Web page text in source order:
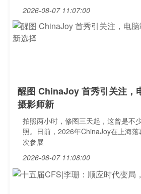
2026-08-07 11:07:00
醒图 ChinaJoy 首秀引关注，
摄影师新
拍照两小时，修图三天起，这曾是不
照。日前，2026年ChinaJoy在上海
次参展
2026-08-07 11:08:00